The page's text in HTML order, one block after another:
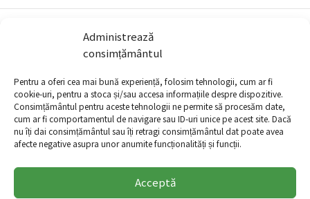
Administrează
consimțământul
Pentru a oferi cea mai bună experiență, folosim tehnologii, cum ar fi
cookie-uri, pentru a stoca și/sau accesa informațiile despre dispozitive.
Consimțământul pentru aceste tehnologii ne permite să procesăm date,
cum ar fi comportamentul de navigare sau ID-uri unice pe acest site. Dacă
nu îți dai consimțământul sau îți retragi consimțământul dat poate avea
afecte negative asupra unor anumite funcționalități și funcții.
Acceptă
Cumpărate Frecvent împreună